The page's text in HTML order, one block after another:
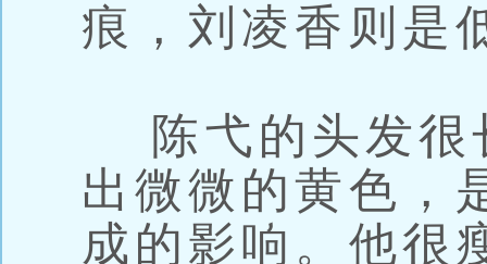
痕，刘凌香则是
陈弋的头发很
出微微的黄色，
成的影响。他很